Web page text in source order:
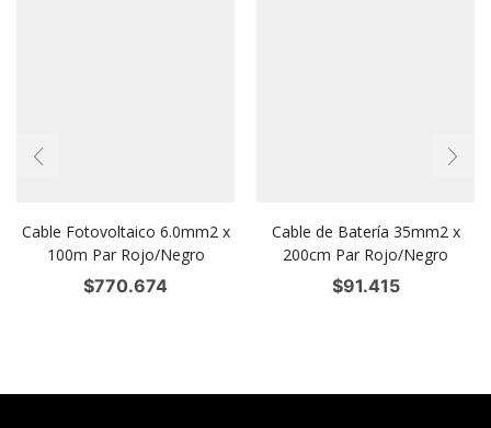
Cable Fotovoltaico 6.0mm2 x
100m Par Rojo/Negro
$770.674
Cable de Batería 35mm2 x
200cm Par Rojo/Negro
$91.415